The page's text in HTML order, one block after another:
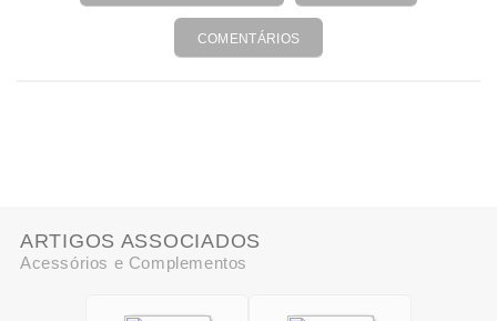
COMENTÁRIOS
ARTIGOS ASSOCIADOS
Acessórios e Complementos